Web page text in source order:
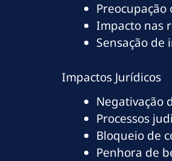
Impacto nas
Sensação
Impactos Jurídicos
Negativação
Processos
Bloqueio de
Penhora de